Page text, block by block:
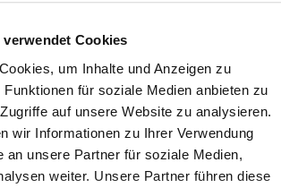
verwendet Cookies
um Inhalte und Anzeigen zu
Funktionen für soziale Medien anbieten zu
auf unsere Website zu analysieren.
wir Informationen zu Ihrer Verwendung
an unsere Partner für soziale Medien,
weiter. Unsere Partner führen diese
Address line 1 *